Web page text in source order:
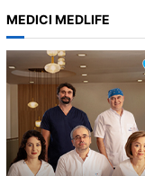
a
r
c
h
MEDICI MEDLIFE